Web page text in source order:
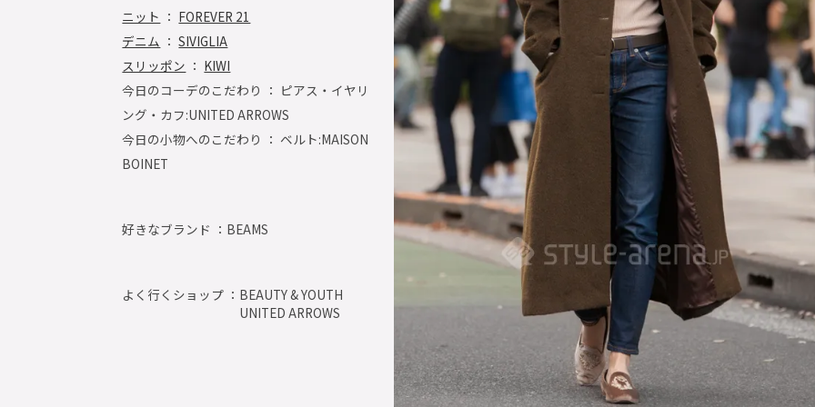
ニット ： FOREVER 21
デニム ：SIVIGLIA
スリッポン ： KIWI
今日のコーデのこだわり ： ピアス・イヤリ
ング・カフ:UNITED ARROWS
今日の小物へのこだわり ： ベルト:MAISON
BOINET
好きなブランド ： BEAMS
よく行くショップ ： BEAUTY & YOUTH
UNITED ARROWS